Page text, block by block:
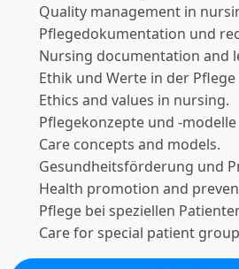
Quality management in
Pflegedokumentation und
Nursing documentation and
Ethik und Werte in der Pflege
Ethics and values in nursing.
Pflegekonzepte und -modelle
Care concepts and models.
Gesundheitsförderung und
Health promotion and
Pflege bei speziellen
Care for special patient